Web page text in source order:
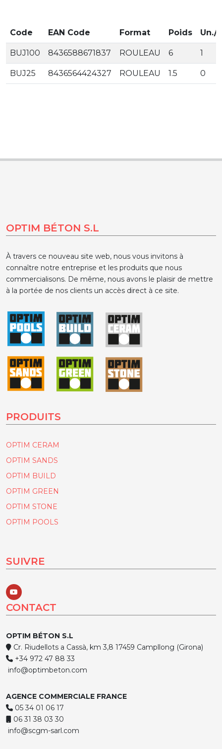
Code EAN Code Format Poids Un./
BUJ100 8436588671837 ROULEAU 6 1
BUJ25 8436564424327 ROULEAU 1.5 0
OPTIM BÉTON S.L
À travers ce nouveau site web, nous vous invitons à
connaître notre entreprise et les produits que nous
commercialisons. De même, nous avons le plaisir de mettre
à la portée de nos clients un accès direct à ce site.
PRODUITS
OPTIM CERAM
OPTIM SANDS
OPTIM BUILD
OPTIM GREEN
OPTIM STONE
OPTIM POOLS
SUIVRE
CONTACT
OPTIM BÉTON S.L
Cr. Riudellots a Cassà, km 3,8 17459 Campllong (Girona)
+34 972 47 88 33
info@optimbeton.com
AGENCE COMMERCIALE FRANCE
05 34 01 06 17
06 31 38 03 30
info@scgm-sarl.com